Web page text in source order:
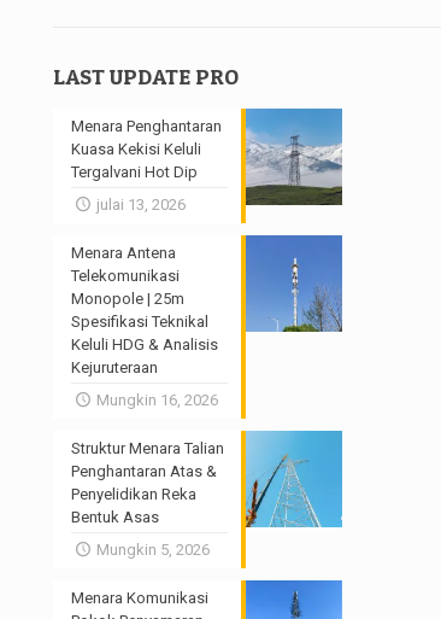
LAST UPDATE PRO
Menara Penghantaran
Kuasa Kekisi Keluli
Tergalvani Hot Dip
julai 13, 2026
Menara Antena
Telekomunikasi
Monopole | 25m
Spesifikasi Teknikal
Keluli HDG & Analisis
Kejuruteraan
Mungkin 16, 2026
Struktur Menara Talian
Penghantaran Atas &
Penyelidikan Reka
Bentuk Asas
Mungkin 5, 2026
Menara Komunikasi